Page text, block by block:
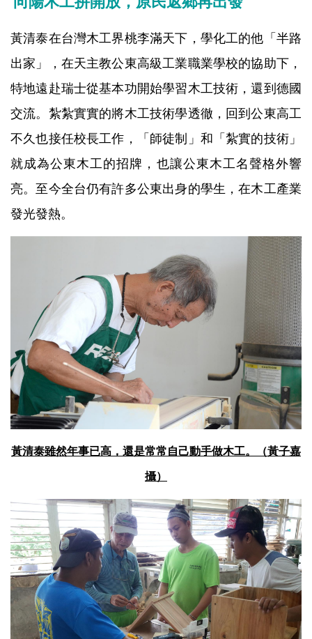
黃清泰在台灣木工界桃李滿天下，學化工的他「半路
出家」，在天主教公東高級工業職業學校的協助下，
特地遠赴瑞士從基本功開始學習木工技術，還到德國
交流。紮紮實實的將木工技術學透徹，回到公東高工
不久也接任校長工作，「師徒制」和「紮實的技術」
就成為公東木工的招牌，也讓公東木工名聲格外響
亮。至今全台仍有許多公東出身的學生，在木工產業
發光發熱。
黃清泰雖然年事已高，還是常常自己動手做木工。（黃子嘉
攝）